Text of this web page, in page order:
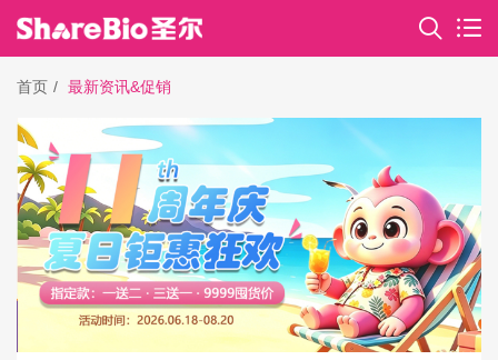
首页 最新资讯&促销